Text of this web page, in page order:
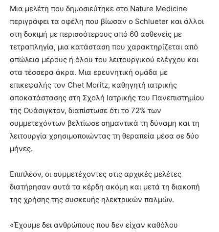
Μια μελέτη που δημοσιεύτηκε στο Nature Medicine
περιγράφει τα οφέλη που βίωσαν ο Schlueter και άλλοι
στη δοκιμή με περισσότερους από 60 ασθενείς με
τετραπληγία, μια κατάσταση που χαρακτηρίζεται από
απώλεια μέρους ή όλου του λειτουργικού ελέγχου και
στα τέσσερα άκρα. Μια ερευνητική ομάδα με
επικεφαλής τον Chet Moritz, καθηγητή ιατρικής
αποκατάστασης στη Σχολή Ιατρικής του Πανεπιστημίου
της Ουάσιγκτον, διαπίστωσε ότι το 72% των
συμμετεχόντων βελτίωσε σημαντικά τη δύναμη και τη
λειτουργία χρησιμοποιώντας τη θεραπεία μέσα σε δύο
μήνες.
Επιπλέον, οι συμμετέχοντες στις αρχικές μελέτες
διατήρησαν αυτά τα κέρδη ακόμη και μετά τη διακοπή
της χρήσης της συσκευής ηλεκτρικών παλμών.
«Έχουμε δει ανθρώπους που δεν είχαν καθόλου